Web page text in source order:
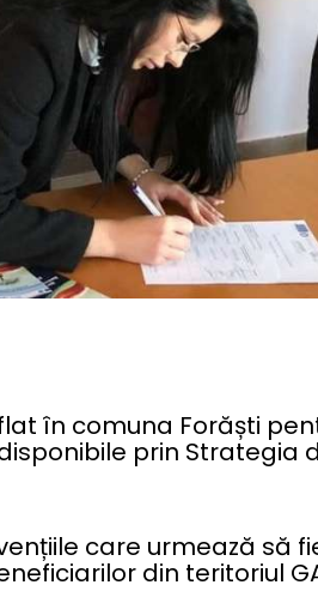
în comuna Forăști
prin Strategia
care urmează să
din teritoriul